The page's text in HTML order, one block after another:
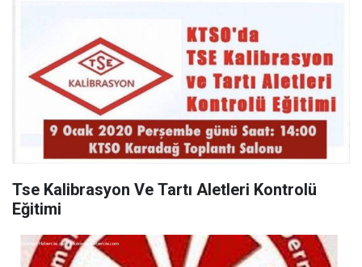
Tse Kalibrasyon Ve Tartı Aletleri Kontrolü
Eğitimi